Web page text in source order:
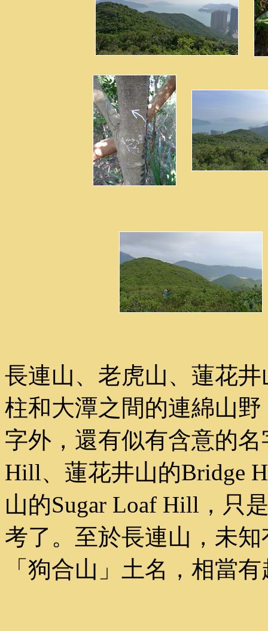
長連山、老虎山、蓮花
柱和大潭之間的連綿山
字外，還有似有含意的
Hill、蓮花井山的Bridge
山的Sugar Loaf Hill，只
考了。至於長連山，未
「狗合山」土名，相當